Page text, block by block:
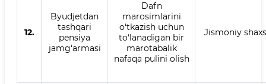
12.
Byudjetdan
tashqari
pensiya
jamg‘armasi
Dafn
marosimlarini
o‘tkazish uchun
to‘lanadigan bir
marotabalik
nafaqa pulini olish
Jismoniy shaxs